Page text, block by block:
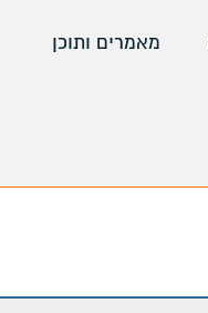
מאמרים ותוכן